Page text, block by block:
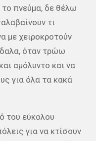
το πνεύμα, δε θέλω
τι
με χειροκροτούν
όταν τρώω
αμόλυντο και να
για όλα τα κακά
του εύκολου
για να κτίσουν